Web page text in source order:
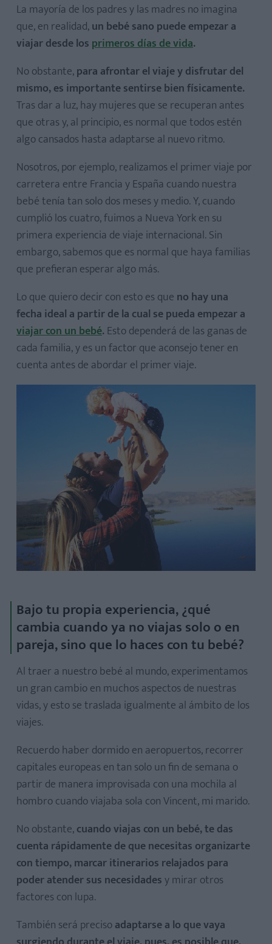
La mayoría de los padres y las madres no imagina
que, en realidad,un bebé sano puede empezar a
viajar desde los primeros días de vida.
No obstante,para afrontar el viaje y disfrutar del
mismo, es importante sentirse bien físicamente.
Tras dar a luz, hay mujeres que se recuperan antes
que otras y, al principio, es normal que todos estén
algo cansados hasta adaptarse al nuevo ritmo.
Nosotros, por ejemplo, realizamos el primer viaje por
carretera entre Francia y España cuando nuestra
bebé tenía tan solo dos meses y medio. Y, cuando
cumplió los cuatro, fuimos a Nueva York en su
primera experiencia de viaje internacional. Sin
embargo, sabemos que es normal que haya familias
que prefieran esperar algo más.
Lo que quiero decir con esto es que no hay una
fecha ideal a partir de la cual se pueda empezar a
viajar con un bebé. Esto dependerá de las ganas de
cada familia, y es un factor que aconsejo tener en
cuenta antes de abordar el primer viaje.
Bajo tu propia experiencia, ¿qué
cambia cuando ya no viajas solo o en
pareja, sino que lo haces con tu bebé?
Al traer a nuestro bebé al mundo, experimentamos
un gran cambio en muchos aspectos de nuestras
vidas, y esto se traslada igualmente al ámbito de los
viajes.
Recuerdo haber dormido en aeropuertos, recorrer
capitales europeas en tan solo un fin de semana o
partir de manera improvisada con una mochila al
hombro cuando viajaba sola con Vincent, mi marido.
No obstante,cuando viajas con un bebé, te das
cuenta rápidamente de que necesitas organizarte
con tiempo, marcar itinerarios relajados para
poder atender sus necesidadesy mirar otros
factores con lupa.
También será precisoadaptarse a lo que vaya